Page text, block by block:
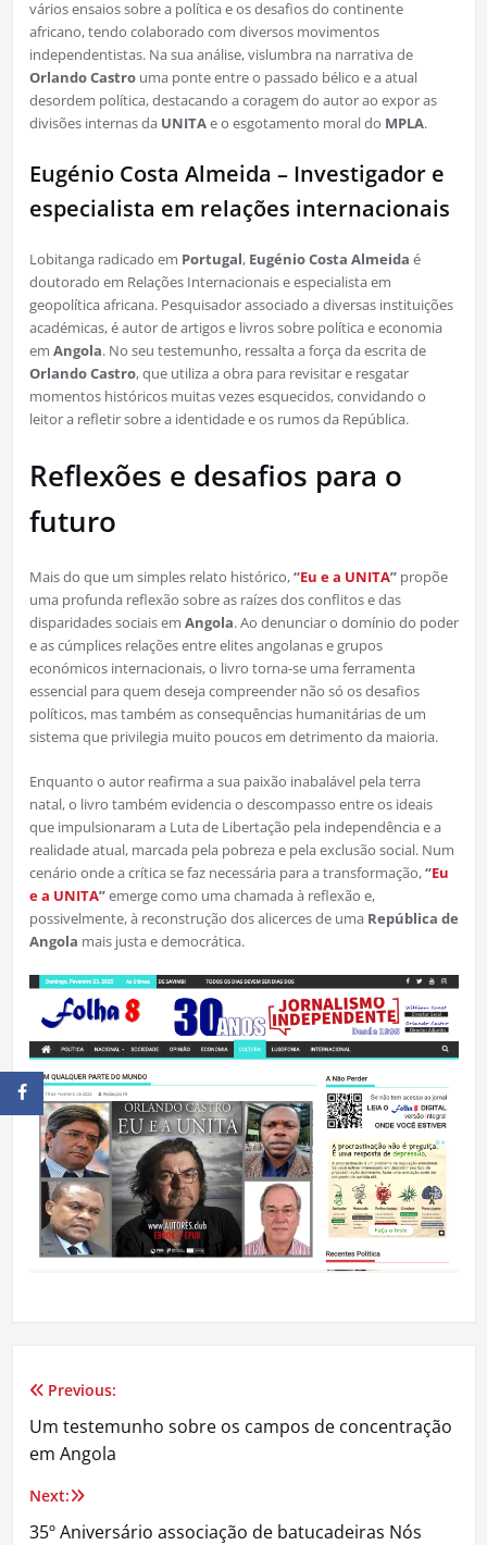
vários ensaios sobre a política e os desafios do continente
africano, tendo colaborado com diversos movimentos
independentistas. Na sua análise, vislumbra na narrativa de
Orlando Castrouma ponte entre o passado bélico e a atual
desordem política, destacando a coragem do autor ao expor as
divisões internas da UNITAe o esgotamento moral do MPLA.
Eugénio Costa Almeida – Investigador e
especialista em relações internacionais
Lobitanga radicado em Portugal, Eugénio Costa Almeida é
doutorado em Relações Internacionais e especialista em
geopolítica africana. Pesquisador associado a diversas instituições
académicas, é autor de artigos e livros sobre política e economia
em Angola. No seu testemunho, ressalta a força da escrita de
Orlando Castro, que utiliza a obra para revisitar e resgatar
momentos históricos muitas vezes esquecidos, convidando o
leitor a refletir sobre a identidade e os rumos da República.
Reflexões e desafios para o
futuro
Mais do que um simples relato histórico,“Eu e a UNITA”propõe
uma profunda reflexão sobre as raízes dos conflitos e das
disparidades sociais em Angola. Ao denunciar o domínio do poder
e as cúmplices relações entre elites angolanas e grupos
económicos internacionais, o livro torna-se uma ferramenta
essencial para quem deseja compreender não só os desafios
políticos, mas também as consequências humanitárias de um
sistema que privilegia muito poucos em detrimento da maioria.
Enquanto o autor reafirma a sua paixão inabalável pela terra
natal, o livro também evidencia o descompasso entre os ideais
que impulsionaram a Luta de Libertação pela independência e a
realidade atual, marcada pela pobreza e pela exclusão social. Num
cenário onde a crítica se faz necessária para a transformação,“Eu
e a UNITA”emerge como uma chamada à reflexão e,
possivelmente, à reconstrução dos alicerces de uma República de
Angola mais justa e democrática.
Navegação
de
artigos
Previous:
Um testemunho sobre os campos de concentração
em Angola
Next:
35º Aniversário associação de batucadeiras Nós